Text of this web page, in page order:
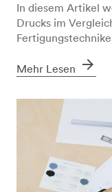
In diesem Artikel
Drucks im
Mehr Lesen arrow_forward